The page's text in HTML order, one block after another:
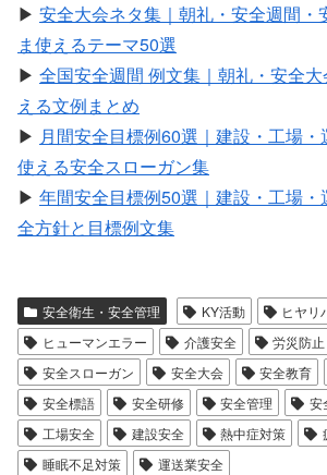
▶ 安全大会ネタ集｜朝礼・安全週間・
ま使えるテーマ50選
▶ 全国安全週間 例文集｜朝礼・安全
える文例まとめ
▶ 月間安全目標例60選｜建設・工場・
使える安全スローガン集
▶ 年間安全目標例50選｜建設・工場
全方針と目標例文集
安全衛生・安全管理 KY活動
ヒヤリ
ヒューマンエラー
介護安全 労災防止
安全スローガン
安全大会 安全教育
安全標語
安全研修 安全管理
安
工場安全
建設安全 熱中症対策
睡眠不足対策
運送業安全